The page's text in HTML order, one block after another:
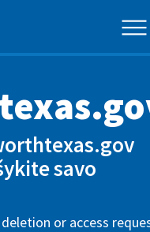
savo
or access